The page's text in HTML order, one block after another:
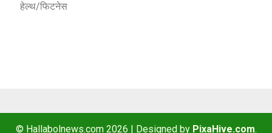
हेल्थ/फिटनेस
© Hallabolnews.com 2026 Designed by PixaHive.com.